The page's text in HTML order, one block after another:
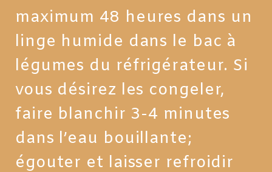
maximum 48 heures dans un
linge humide dans le bac à
légumes du réfrigérateur. Si
vous désirez les congeler,
faire blanchir 3-4 minutes
dans l’eau bouillante;
égouter et laisser refroidir